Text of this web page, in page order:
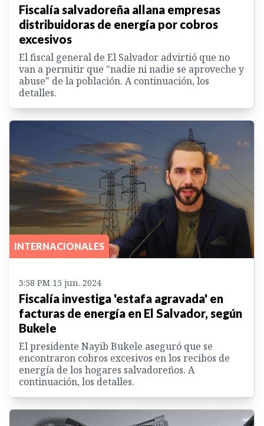
Fiscalía salvadoreña allana empresas
distribuidoras de energía por cobros
excesivos
El fiscal general de El Salvador advirtió que no
van a permitir que "nadie ni nadie se aproveche y
abuse" de la población. A continuación, los
detalles.
INTERNACIONALES
3:58 PM 15 jun. 2024
Fiscalía investiga 'estafa agravada' en
facturas de energía en El Salvador, según
Bukele
El presidente Nayib Bukele aseguró que se
encontraron cobros excesivos en los recibos de
energía de los hogares salvadoreños. A
continuación, los detalles.